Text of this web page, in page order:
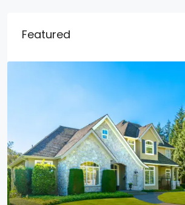
Featured